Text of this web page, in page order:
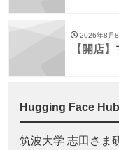
2026年8月8
【開店】
Hugging Face
筑波大学 志田さま